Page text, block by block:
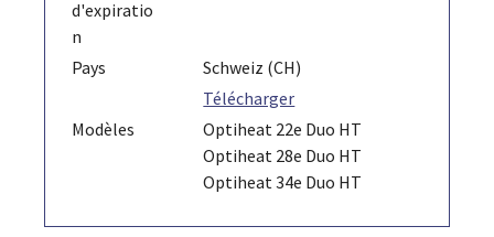
d'expiratio
n
Pays
Schweiz (CH)
Télécharger
Modèles
Optiheat 22e Duo HT
Optiheat 28e Duo HT
Optiheat 34e Duo HT